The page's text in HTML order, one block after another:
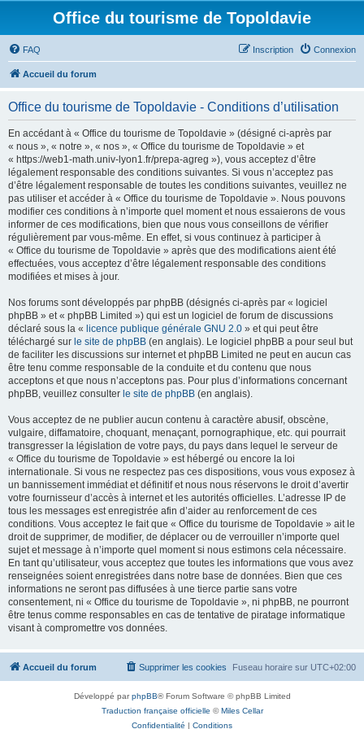
Office du tourisme de Topoldavie
FAQ Connexion
Inscription
Accueil du forum
Office du tourisme de Topoldavie - Conditions d’utilisation
En accédant à « Office du tourisme de Topoldavie » (désigné ci-après par
« nous », « notre », « nos », « Office du tourisme de Topoldavie » et
« https://web1-math.univ-lyon1.fr/prepa-agreg »), vous acceptez d’être
légalement responsable des conditions suivantes. Si vous n’acceptez pas
d’être légalement responsable de toutes les conditions suivantes, veuillez ne
pas utiliser et accéder à « Office du tourisme de Topoldavie ». Nous pouvons
modifier ces conditions à n’importe quel moment et nous essaierons de vous
informer de ces modifications, bien que nous vous conseillons de vérifier
régulièrement par vous-même. En effet, si vous continuez à participer à
« Office du tourisme de Topoldavie » après que des modifications aient été
effectuées, vous acceptez d’être légalement responsable des conditions
modifiées et mises à jour.
Nos forums sont développés par phpBB (désignés ci-après par « logiciel
phpBB » et « phpBB Limited ») qui est un logiciel de forum de discussions
déclaré sous la « licence publique générale GNU 2.0 » et qui peut être
téléchargé sur le site de phpBB (en anglais). Le logiciel phpBB a pour seul but
de faciliter les discussions sur internet et phpBB Limited ne peut en aucun cas
être tenu comme responsable de la conduite et du contenu que nous
acceptons et que nous n’acceptons pas. Pour plus d’informations concernant
phpBB, veuillez consulter le site de phpBB (en anglais).
Vous acceptez de ne publier aucun contenu à caractère abusif, obscène,
vulgaire, diffamatoire, choquant, menaçant, pornographique, etc. qui pourrait
transgresser la législation de votre pays, du pays dans lequel le serveur de
« Office du tourisme de Topoldavie » est hébergé ou encore la loi
internationale. Si vous ne respectez pas ces dispositions, vous vous exposez à
un bannissement immédiat et définitif et nous nous réservons le droit d’avertir
votre fournisseur d’accès à internet et les autorités officielles. L’adresse IP de
tous les messages est enregistrée afin d’aider au renforcement de ces
conditions. Vous acceptez le fait que « Office du tourisme de Topoldavie » ait le
droit de supprimer, de modifier, de déplacer ou de verrouiller n’importe quel
sujet et message à n’importe quel moment si nous estimons cela nécessaire.
En tant qu’utilisateur, vous acceptez que toutes les informations que vous avez
renseignées soient enregistrées dans notre base de données. Bien que ces
informations ne seront pas diffusées à une tierce partie sans votre
consentement, ni « Office du tourisme de Topoldavie », ni phpBB, ne pourront
être tenus comme responsables en cas de tentative de piratage informatique
visant à compromettre vos données.
Accueil du forum Fuseau horaire sur UTC+02:00
Supprimer les cookies
Développé parphpBB® Forum Software © phpBB Limited
Traduction française officielle ©Miles Cellar
Confidentialité | Conditions